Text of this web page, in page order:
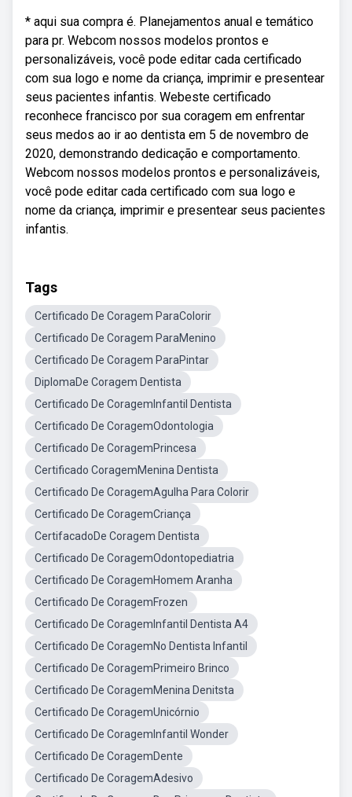
* aqui sua compra é. Planejamentos anual e temático
para pr. Webcom nossos modelos prontos e
personalizáveis, você pode editar cada certificado
com sua logo e nome da criança, imprimir e presentear
seus pacientes infantis. Webeste certificado
reconhece francisco por sua coragem em enfrentar
seus medos ao ir ao dentista em 5 de novembro de
2020, demonstrando dedicação e comportamento.
Webcom nossos modelos prontos e personalizáveis,
você pode editar cada certificado com sua logo e
nome da criança, imprimir e presentear seus pacientes
infantis.
Tags
Certificado De Coragem ParaColorir
Certificado De Coragem ParaMenino
Certificado De Coragem ParaPintar
DiplomaDe Coragem Dentista
Certificado De CoragemInfantil Dentista
Certificado De CoragemOdontologia
Certificado De CoragemPrincesa
Certificado CoragemMenina Dentista
Certificado De CoragemAgulha Para Colorir
Certificado De CoragemCriança
CertifacadoDe Coragem Dentista
Certificado De CoragemOdontopediatria
Certificado De CoragemHomem Aranha
Certificado De CoragemFrozen
Certificado De CoragemInfantil Dentista A4
Certificado De CoragemNo Dentista Infantil
Certificado De CoragemPrimeiro Brinco
Certificado De CoragemMenina Denitsta
Certificado De CoragemUnicórnio
Certificado De CoragemInfantil Wonder
Certificado De CoragemDente
Certificado De CoragemAdesivo